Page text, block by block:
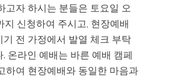
고자 하시는 분들은 토요일 오
지 신청하여 주시고, 현장예배
기 전 가정에서 발열 체크 부탁
. 온라인 예배는 바른 예배 캠페
하여 현장예배와 동일한 마음과